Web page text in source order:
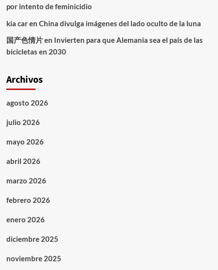
por intento de feminicidio
kia caren China divulga imágenes del lado oculto de la luna
国产色情片en Invierten para que Alemania sea el país de las
bicicletas en 2030
Archivos
agosto 2026
julio 2026
mayo 2026
abril 2026
marzo 2026
febrero 2026
enero 2026
diciembre 2025
noviembre 2025